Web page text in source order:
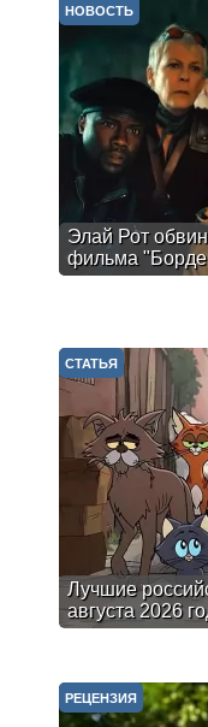
Элай Рот
фильма
НОВОСТЬ
Лучшие
августа 2026
СТАТЬЯ
РЕЦЕНЗИЯ